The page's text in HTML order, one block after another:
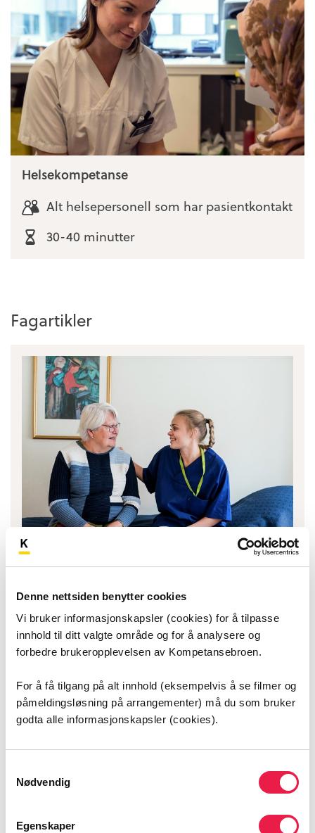
Denne nettsiden benytter cookies
Vi bruker informasjonskapsler (cookies) for å tilpasse
innhold til ditt valgte område og for å analysere og
forbedre brukeropplevelsen av Kompetansebroen.
For å få tilgang på alt innhold (eksempelvis å se filmer og
påmeldingsløsning på arrangementer) må du som bruker
godta alle informasjonskapsler (cookies).
Nødvendig
Egenskaper
Helsekompetanse
Alt helsepersonell som har pasientkontakt
30-40 minutter
Fagartikler
Helsepersonell har taushetsplikt og kan ikke dele
det de får vite om pasienten. Men det finnes
mange unntak, som det er viktig at du kjenner til.